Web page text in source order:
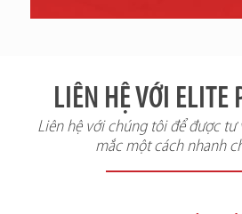
LIÊN HỆ VỚI ELITE
Liên hệ với chúng tôi để được tư
mắc một cách nhanh